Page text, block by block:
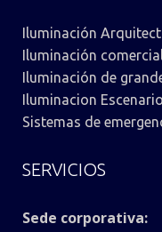
Iluminación
Iluminación
Iluminación de
Iluminacion
Sistemas de
SERVICIOS
Sede corporativa: